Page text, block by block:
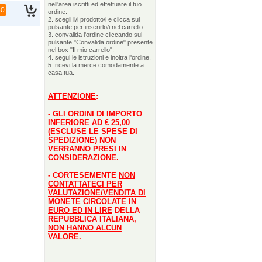
nell'area iscritti ed effettuare il tuo
ordine.
2. scegli il/i prodotto/i e clicca sul
pulsante per inserirlo/i nel carrello.
3. convalida l'ordine cliccando sul
pulsante "Convalida ordine" presente
nel box "Il mio carrello".
4. segui le istruzioni e inoltra l'ordine.
5. ricevi la merce comodamente a
casa tua.
ATTENZIONE:
- GLI ORDINI DI IMPORTO
INFERIORE AD € 25,00
(ESCLUSE LE SPESE DI
SPEDIZIONE) NON
VERRANNO PRESI IN
CONSIDERAZIONE.
- CORTESEMENTE NON
CONTATTATECI PER
VALUTAZIONE/VENDITA DI
MONETE CIRCOLATE IN
EURO ED IN LIRE DELLA
REPUBBLICA ITALIANA,
NON HANNO ALCUN
VALORE.